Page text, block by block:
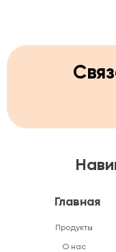
Главная
Продукты
О нас